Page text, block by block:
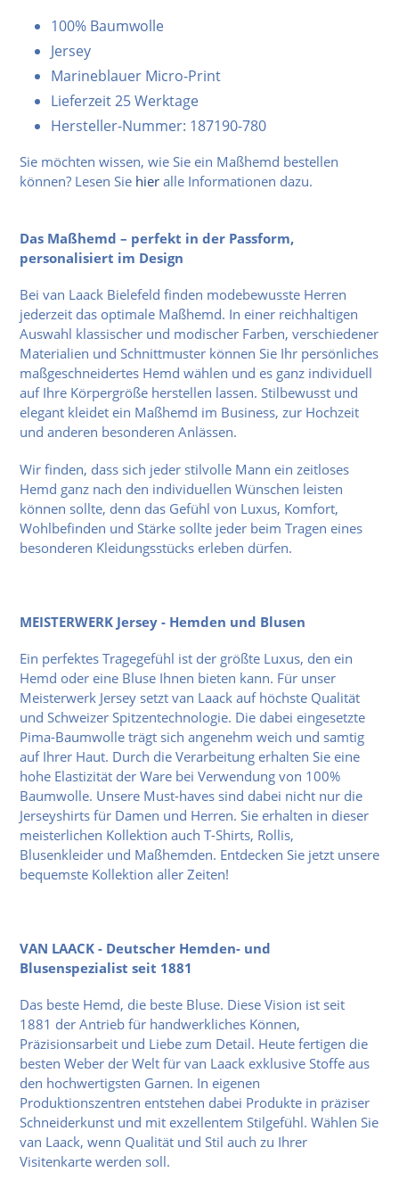
100% Baumwolle
Jersey
Marineblauer Micro-Print
Lieferzeit 25 Werktage
Hersteller-Nummer: 187190-780
Sie möchten wissen, wie Sie ein Maßhemd bestellen
können? Lesen Sie hier alle Informationen dazu.
Das Maßhemd – perfekt in der Passform,
personalisiert im Design
Bei van Laack Bielefeld finden modebewusste Herren
jederzeit das optimale Maßhemd. In einer reichhaltigen
Auswahl klassischer und modischer Farben, verschiedener
Materialien und Schnittmuster können Sie Ihr persönliches
maßgeschneidertes Hemd wählen und es ganz individuell
auf Ihre Körpergröße herstellen lassen. Stilbewusst und
elegant kleidet ein Maßhemd im Business, zur Hochzeit
und anderen besonderen Anlässen.
Wir finden, dass sich jeder stilvolle Mann ein zeitloses
Hemd ganz nach den individuellen Wünschen leisten
können sollte, denn das Gefühl von Luxus, Komfort,
Wohlbefinden und Stärke sollte jeder beim Tragen eines
besonderen Kleidungsstücks erleben dürfen.
MEISTERWERK Jersey - Hemden und Blusen
Ein perfektes Tragegefühl ist der größte Luxus, den ein
Hemd oder eine Bluse Ihnen bieten kann. Für unser
Meisterwerk Jersey setzt van Laack auf höchste Qualität
und Schweizer Spitzentechnologie. Die dabei eingesetzte
Pima-Baumwolle trägt sich angenehm weich und samtig
auf Ihrer Haut. Durch die Verarbeitung erhalten Sie eine
hohe Elastizität der Ware bei Verwendung von 100%
Baumwolle. Unsere Must-haves sind dabei nicht nur die
Jerseyshirts für Damen und Herren. Sie erhalten in dieser
meisterlichen Kollektion auch T-Shirts, Rollis,
Blusenkleider und Maßhemden. Entdecken Sie jetzt unsere
bequemste Kollektion aller Zeiten!
VAN LAACK - Deutscher Hemden- und
Blusenspezialist seit 1881
Das beste Hemd, die beste Bluse. Diese Vision ist seit
1881 der Antrieb für handwerkliches Können,
Präzisionsarbeit und Liebe zum Detail. Heute fertigen die
besten Weber der Welt für van Laack exklusive Stoffe aus
den hochwertigsten Garnen. In eigenen
Produktionszentren entstehen dabei Produkte in präziser
Schneiderkunst und mit exzellentem Stilgefühl. Wählen Sie
van Laack, wenn Qualität und Stil auch zu Ihrer
Visitenkarte werden soll.